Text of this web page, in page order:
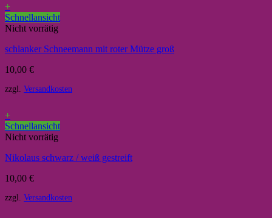
+
Schnellansicht
Nicht vorrätig
schlanker Schneemann mit roter Mütze groß
10,00 €
zzgl. Versandkosten
+
Schnellansicht
Nicht vorrätig
Nikolaus schwarz / weiß gestreift
10,00 €
zzgl. Versandkosten